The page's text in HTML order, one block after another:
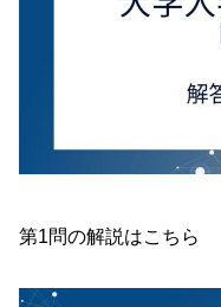
第1問の解説はこちら